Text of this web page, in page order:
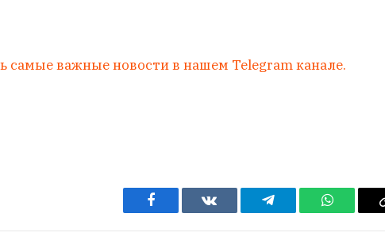
самые важные новости в нашем Telegram канале.
Facebook VKontakteTelegram